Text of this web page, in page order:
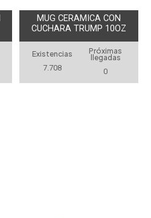
MUG CERAMICA CON
CUCHARA TRUMP 10OZ
Existencias
7.708
Próximas
llegadas
0